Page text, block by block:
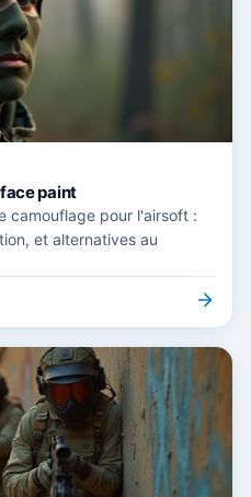
paint
camouflage pour l'airsoft :
et alternatives au